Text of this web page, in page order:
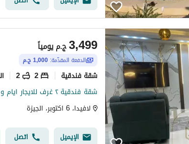
ج.م3,499 يومياً
الدفعة المقدّمة: 1,000 ج.م
شقة فندقية 2
2
لافيدا، 6 اكتوبر، الجيزة
الإيميل اتصل